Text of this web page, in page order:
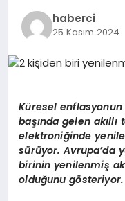
EĞITIM
EKONOMI
SAĞLIK
SPOR
haberci
25 Kasım 2024
Küresel
başında gelen
elektroniğinde
sürüyor. Avrupa’da
birinin yenilenmiş
olduğunu gösteriyor.